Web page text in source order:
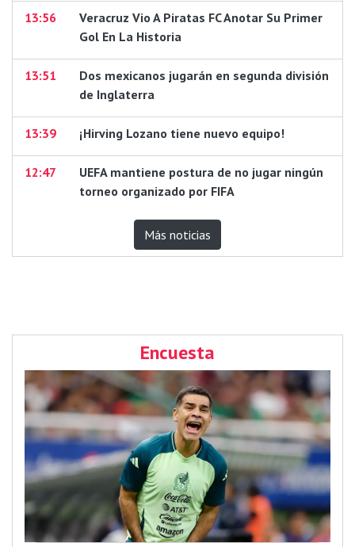
13:56
Veracruz Vio A Piratas FC Anotar Su Primer
Gol En La Historia
13:51
Dos mexicanos jugarán en segunda división
de Inglaterra
13:39 ¡Hirving Lozano tiene nuevo equipo!
12:47
UEFA mantiene postura de no jugar ningún
torneo organizado por FIFA
Más noticias
Encuesta